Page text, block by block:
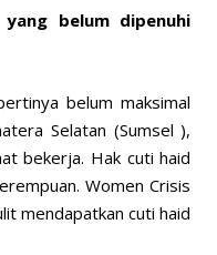
belum dipenuhi
belum maksimal
Selatan (Sumsel ),
bekerja. Hak cuti haid
Women Crisis
mendapatkan cuti haid